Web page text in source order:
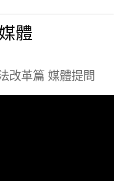
體
改革篇 媒體提問